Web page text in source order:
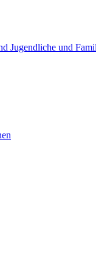
Jugendliche und